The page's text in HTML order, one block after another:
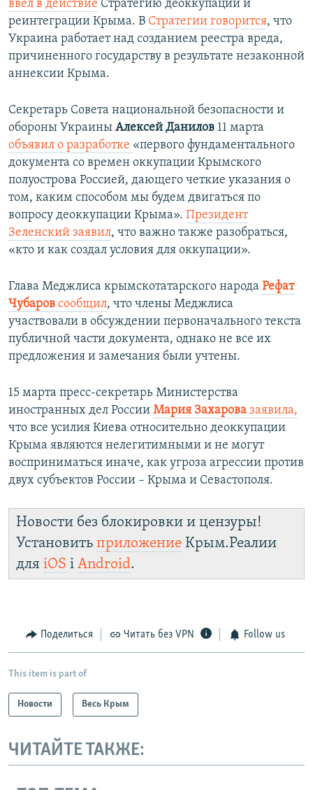
ввел в действие Стратегию деоккупации и
реинтеграции Крыма. В Стратегии говорится, что
Украина работает над созданием реестра вреда,
причиненного государству в результате незаконной
аннексии Крыма.
Секретарь Совета национальной безопасности и
обороны Украины Алексей Данилов 11 марта
объявил о разработке «первого фундаментального
документа со времен оккупации Крымского
полуострова Россией, дающего четкие указания о
том, каким способом мы будем двигаться по
вопросу деоккупации Крыма». Президент
Зеленский заявил, что важно также разобраться,
«кто и как создал условия для оккупации».
Глава Меджлиса крымскотатарского народа Рефат
Чубаров сообщил, что члены Меджлиса
участвовали в обсуждении первоначального текста
публичной части документа, однако не все их
предложения и замечания были учтены.
15 марта пресс-секретарь Министерства
иностранных дел России Мария Захарова заявила,
что все усилия Киева относительно деоккупации
Крыма являются нелегитимными и не могут
восприниматься иначе, как угроза агрессии против
двух субъектов России – Крыма и Севастополя.
Новости без блокировки и цензуры!
Установить приложение Крым.Реалии
для iOS і Android.
Поделиться Читать без VPN Follow us
This item is part of
Новости Весь Крым
ЧИТАЙТЕ ТАКЖЕ: